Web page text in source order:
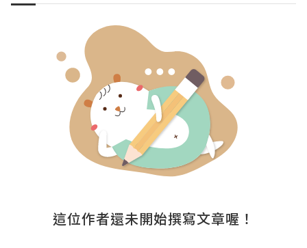
這位作者還未開始撰寫文章喔！